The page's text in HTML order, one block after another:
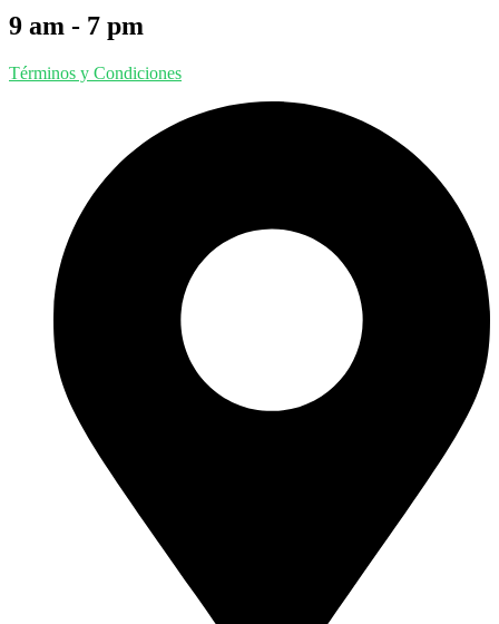
9 am - 7 pm
Términos y Condiciones